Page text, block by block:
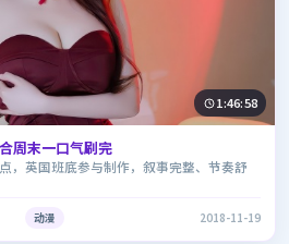
1:46:58
周末一口气刷完
，英国班底参与制作，叙事完整、节奏舒
动漫 2018-11-19